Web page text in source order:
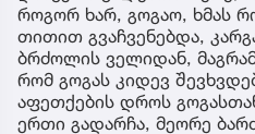
როგორ ხარ, გოგაო, ხმას
თითით გვაჩვენებდა,
ბრძოლის ველიდან,
რომ გოგას კიდევ
აფეთქების დროს
ერთი გადარჩა, მეორე